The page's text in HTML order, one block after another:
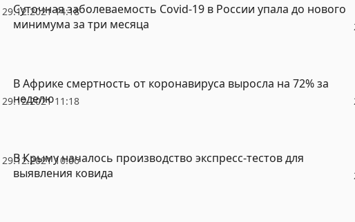
29.12.2021 14:18
Суточная заболеваемость Covid-19 в России упала до нового
минимума за три месяца
29.12.2021 11:18
В Африке смертность от коронавируса выросла на 72% за
неделю
29.12.2021 10:06
В Крыму началось производство экспресс-тестов для
выявления ковида